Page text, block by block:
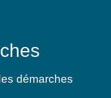
démarches